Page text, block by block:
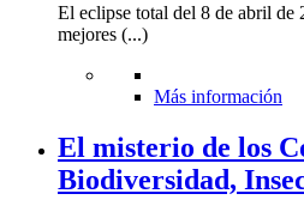
El eclipse total del 8 de abril de
mejores (...)
Más información
El misterio de los
Biodiversidad,